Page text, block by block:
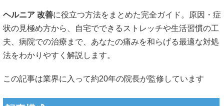
ヘルニア 改善に役立つ方法をまとめた完全ガイド。原因・症
状の見極め方から、自宅でできるストレッチや生活習慣の工
夫、病院での治療まで、あなたの痛みを和らげる最適な対処
法をわかりやすく解説します。
この記事は業界に入って約20年の院長が監修しています